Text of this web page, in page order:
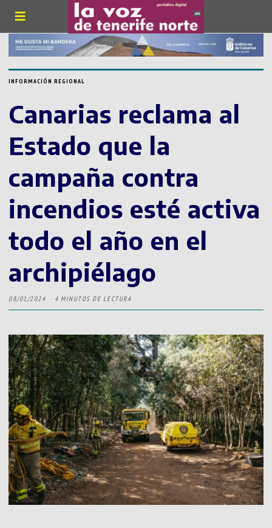
INFORMACIÓN REGIONAL
Canarias reclama al
Estado que la
campaña contra
incendios esté activa
todo el año en el
archipiélago
08/01/2024 4 MINUTOS DE LECTURA